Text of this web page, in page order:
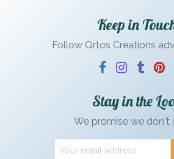
Keep in
Follow Qrtos Creations
Stay in the
We promise we don't